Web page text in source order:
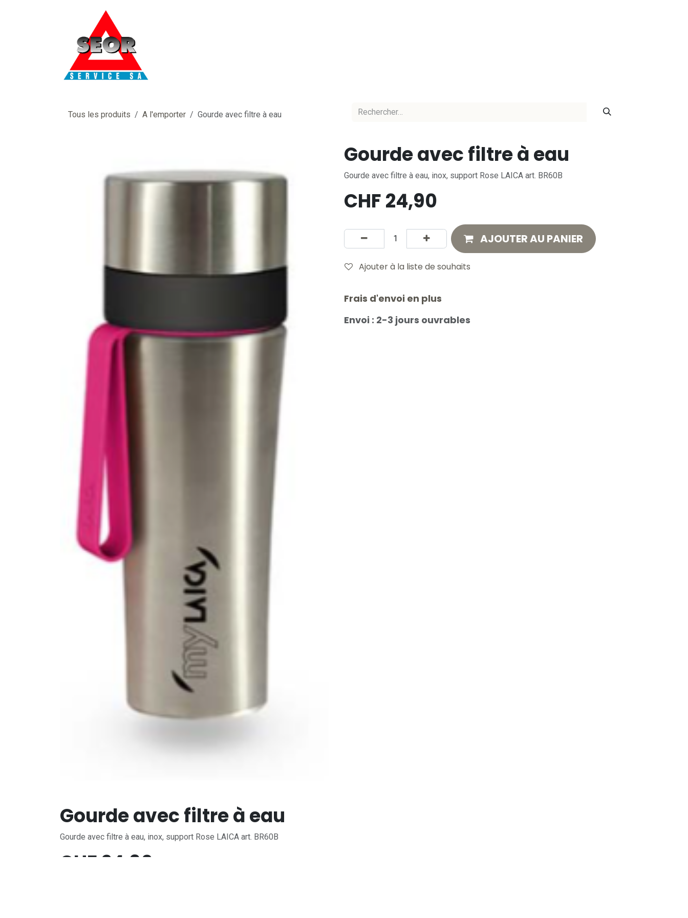
Tous les produits A l'emporter Gourde avec filtre à eau
Gourde avec filtre à eau
Gourde avec filtre à eau, inox, support Rose LAICA art. BR60B
CHF24,90
AJOUTER AU PANIER
Ajouter à la liste de souhaits
Frais d'envoi en plus
Envoi : 2-3 jours ouvrables
Gourde avec filtre à eau
Gourde avec filtre à eau, inox, support Rose LAICA art. BR60B
CHF 24,90